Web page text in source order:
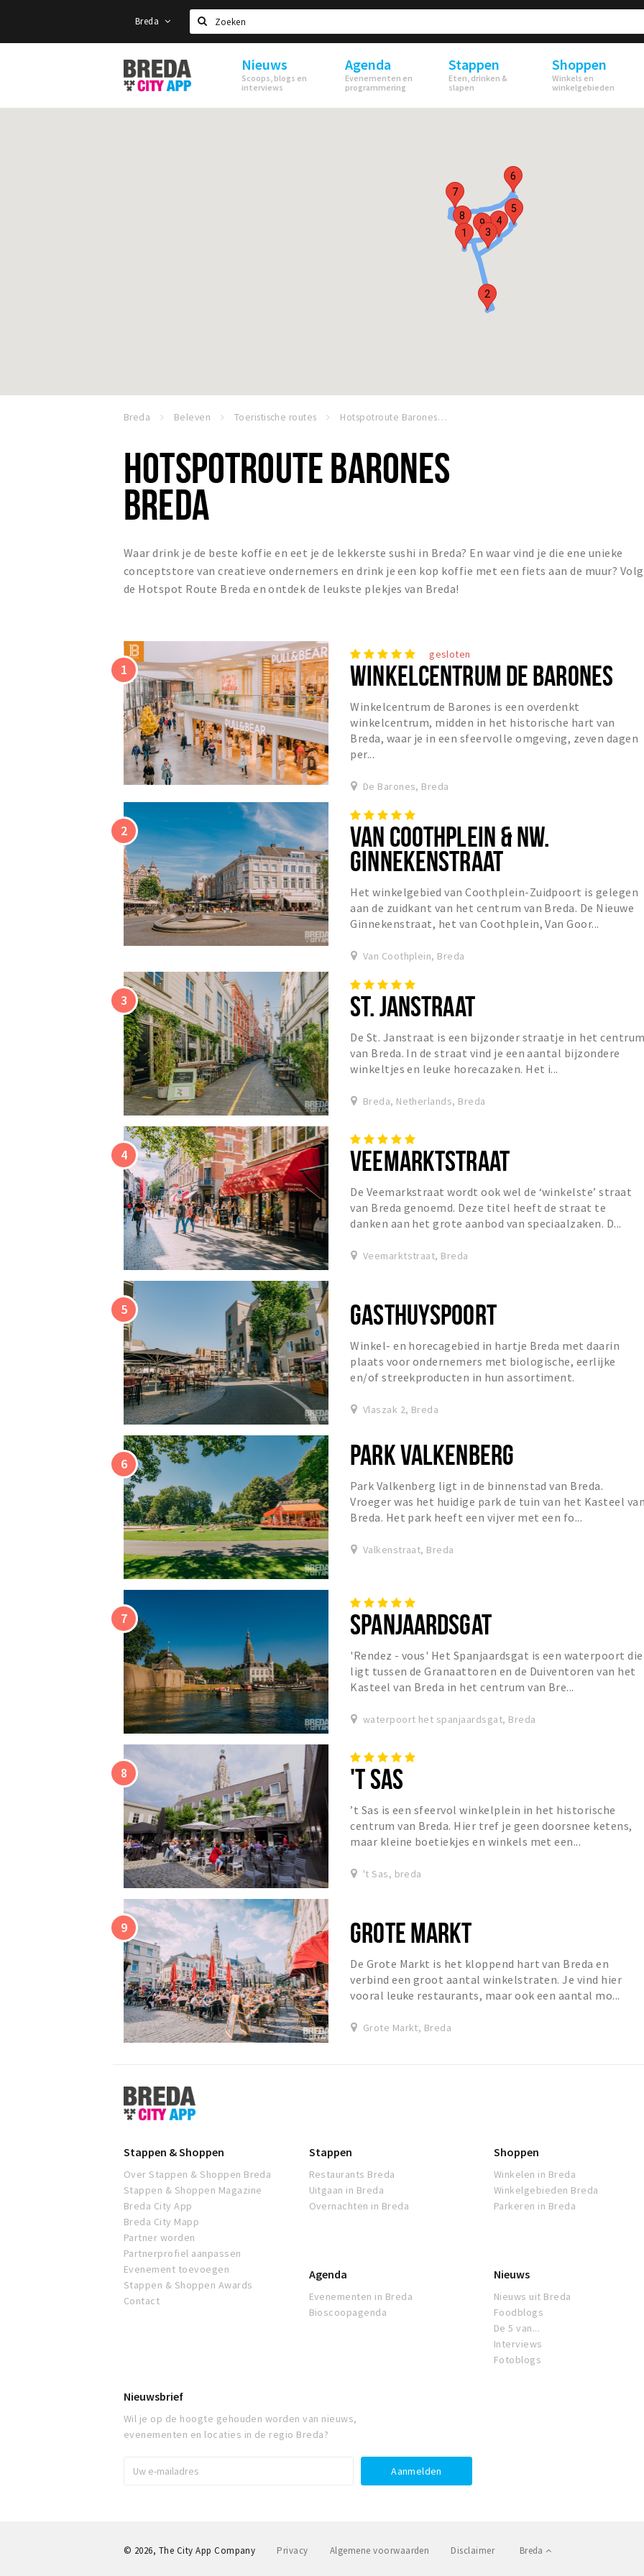
Breda
Zoeken
Stappen
&
Shoppen
Breda
Nieuws
Scoops, blogs en
interviews
Agenda
Evenementen en
programmering
Stappen
Eten, drinken &
slapen
Shoppen
Winkels en
winkelgebieden
1
2
3
4
5
6
7
8
9
Breda Beleven Toeristische routes Hotspotroute Barones Breda
HOTSPOTROUTE BARONES
BREDA
Waar drink je de beste koffie en eet je de lekkerste sushi in Breda? En waar vind je die ene unieke
conceptstore van creatieve ondernemers en drink je een kop koffie met een fiets aan de muur? Volg
de Hotspot Route Breda en ontdek de leukste plekjes van Breda!
gesloten
WINKELCENTRUM DE BARONES
Winkelcentrum de Barones is een overdenkt
winkelcentrum, midden in het historische hart van
Breda, waar je in een sfeervolle omgeving, zeven dagen
per...
De Barones, Breda
VAN COOTHPLEIN & NW.
GINNEKENSTRAAT
Het winkelgebied van Coothplein-Zuidpoort is gelegen
aan de zuidkant van het centrum van Breda. De Nieuwe
Ginnekenstraat, het van Coothplein, Van Goor...
Van Coothplein, Breda
ST. JANSTRAAT
De St. Janstraat is een bijzonder straatje in het centrum
van Breda. In de straat vind je een aantal bijzondere
winkeltjes en leuke horecazaken. Het i...
Breda, Netherlands, Breda
VEEMARKTSTRAAT
De Veemarkstraat wordt ook wel de ‘winkelste’ straat
van Breda genoemd. Deze titel heeft de straat te
danken aan het grote aanbod van speciaalzaken. D...
Veemarktstraat, Breda
GASTHUYSPOORT
Winkel- en horecagebied in hartje Breda met daarin
plaats voor ondernemers met biologische, eerlijke
en/of streekproducten in hun assortiment.
Vlaszak 2, Breda
PARK VALKENBERG
Park Valkenberg ligt in de binnenstad van Breda.
Vroeger was het huidige park de tuin van het Kasteel van
Breda. Het park heeft een vijver met een fo...
Valkenstraat, Breda
SPANJAARDSGAT
'Rendez - vous' Het Spanjaardsgat is een waterpoort die
ligt tussen de Granaattoren en de Duiventoren van het
Kasteel van Breda in het centrum van Bre...
waterpoort het spanjaardsgat, Breda
'T SAS
’t Sas is een sfeervol winkelplein in het historische
centrum van Breda. Hier tref je geen doorsnee ketens,
maar kleine boetiekjes en winkels met een...
't Sas, breda
GROTE MARKT
De Grote Markt is het kloppend hart van Breda en
verbind een groot aantal winkelstraten. Je vind hier
vooral leuke restaurants, maar ook een aantal mo...
Grote Markt, Breda
Stappen
&
Shoppen
Stappen & Shoppen
Over Stappen & Shoppen Breda
Stappen & Shoppen Magazine
Breda City App
Breda City Mapp
Partner worden
Partnerprofiel aanpassen
Evenement toevoegen
Stappen & Shoppen Awards
Contact
Stappen
Restaurants Breda
Uitgaan in Breda
Overnachten in Breda
Shoppen
Winkelen in Breda
Winkelgebieden Breda
Parkeren in Breda
Agenda
Evenementen in Breda
Bioscoopagenda
Nieuws
Nieuws uit Breda
Foodblogs
De 5 van...
Interviews
Fotoblogs
Nieuwsbrief
Wil je op de hoogte gehouden worden van nieuws,
evenementen en locaties in de regio Breda?
Privacy Algemene voorwaarden Disclaimer Breda
© 2026, The City App Company